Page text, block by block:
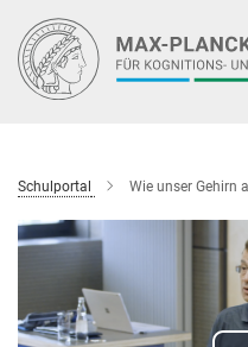
Hauptinhalt
Schulportal Wie unser Gehirn